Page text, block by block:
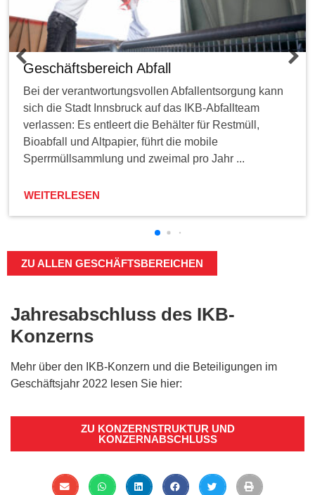
Geschäftsbereich Abfall
Bei der verantwortungsvollen Abfallentsorgung kann
sich die Stadt Innsbruck auf das IKB-Abfallteam
verlassen: Es entleert die Behälter für Restmüll,
Bioabfall und Altpapier, führt die mobile
Sperrmüllsammlung und zweimal pro Jahr ...
WEITERLESEN
ZU ALLEN GESCHÄFTSBEREICHEN
Jahresabschluss des IKB-
Konzerns
Mehr über den IKB-Konzern und die Beteiligungen im
Geschäftsjahr 2022 lesen Sie hier:
ZU KONZERNSTRUKTUR UND
KONZERNABSCHLUSS